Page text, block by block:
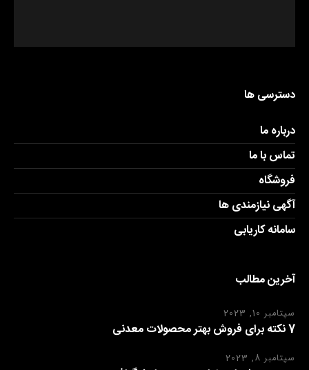
دسترسی ها
درباره ما
تماس با ما
فروشگاه
آگهی نیازمندی ها
سامانه کاریابی
آخرین مطالب
سپتامبر 10, 2023
7 نکته برای فروش بهتر محصولات معدنی
سپتامبر 8, 2023